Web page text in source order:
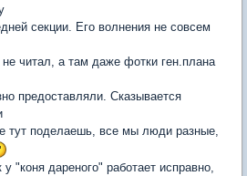
секции. Его волнения не совсем
читал, а там даже фотки ген.плана
предоставляли. Сказывается
тут поделаешь, все мы люди разные,
"коня дареного" работает исправно,